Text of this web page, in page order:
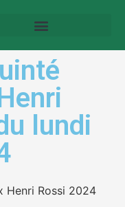
lundi